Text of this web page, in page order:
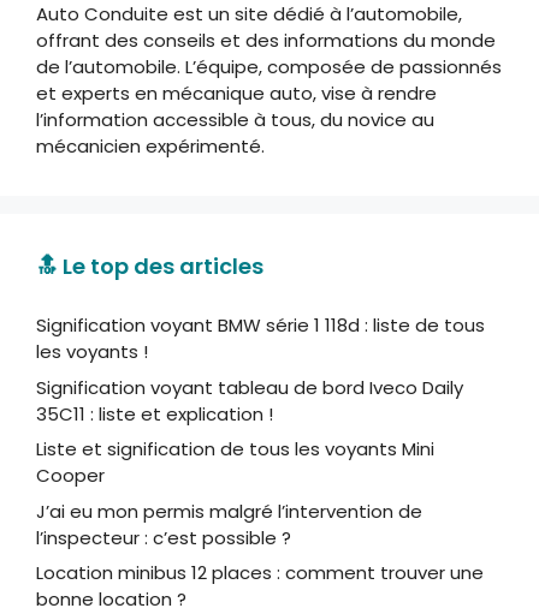
Auto Conduite est un site dédié à l’automobile,
offrant des conseils et des informations du monde
de l’automobile. L’équipe, composée de passionnés
et experts en mécanique auto, vise à rendre
l’information accessible à tous, du novice au
mécanicien expérimenté.
🔝 Le top des articles
Signification voyant BMW série 1 118d : liste de tous
les voyants !
Signification voyant tableau de bord Iveco Daily
35C11 : liste et explication !
Liste et signification de tous les voyants Mini
Cooper
J’ai eu mon permis malgré l’intervention de
l’inspecteur : c’est possible ?
Location minibus 12 places : comment trouver une
bonne location ?